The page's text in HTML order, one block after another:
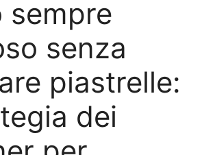
sempre
senza
piastrelle:
dei